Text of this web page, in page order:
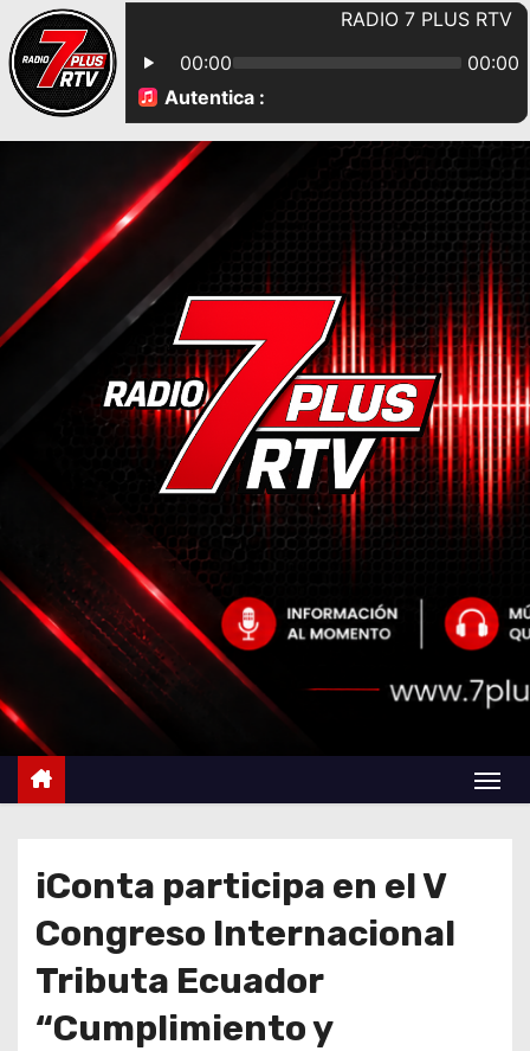
iConta participa en el V
Congreso Internacional
Tributa Ecuador
“Cumplimiento y